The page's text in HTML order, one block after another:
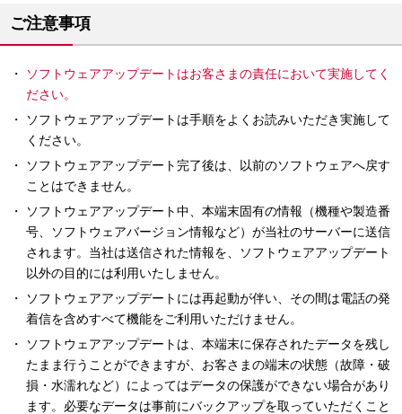
ご注意事項
ソフトウェアアップデートはお客さまの責任において実施してく
ださい。
ソフトウェアアップデートは手順をよくお読みいただき実施して
ください。
ソフトウェアアップデート完了後は、以前のソフトウェアへ戻す
ことはできません。
ソフトウェアアップデート中、本端末固有の情報（機種や製造番
号、ソフトウェアバージョン情報など）が当社のサーバーに送信
されます。当社は送信された情報を、ソフトウェアアップデート
以外の目的には利用いたしません。
ソフトウェアアップデートには再起動が伴い、その間は電話の発
着信を含めすべて機能をご利用いただけません。
ソフトウェアアップデートは、本端末に保存されたデータを残し
たまま行うことができますが、お客さまの端末の状態（故障・破
損・水濡れなど）によってはデータの保護ができない場合があり
ます。必要なデータは事前にバックアップを取っていただくこと